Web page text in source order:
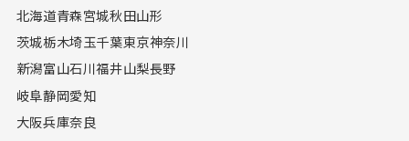
北海道青森宮城秋田山形
茨城栃木埼玉千葉東京神奈川
新潟富山石川福井山梨長野
岐阜静岡愛知
大阪兵庫奈良